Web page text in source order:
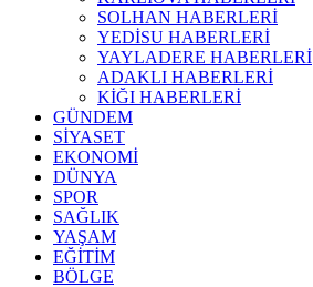
SOLHAN HABERLERİ
YEDİSU HABERLERİ
YAYLADERE HABERLERİ
ADAKLI HABERLERİ
KİĞI HABERLERİ
GÜNDEM
SİYASET
EKONOMİ
DÜNYA
SPOR
SAĞLIK
YAŞAM
EĞİTİM
BÖLGE